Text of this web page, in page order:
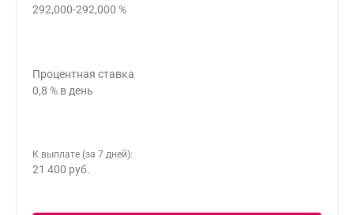
292,000-292,000 %
Процентная ставка
0,8 % в день
К выплате (за 7 дней):
21 400 руб.